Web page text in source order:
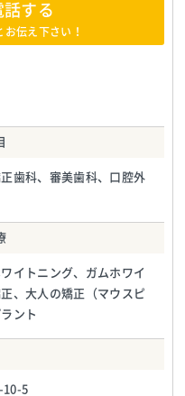
話する
お伝え下さい！
歯科、審美歯科、口腔外
イトニング、ガムホワイ
、大人の矯正（マウスピ
ント
10-5